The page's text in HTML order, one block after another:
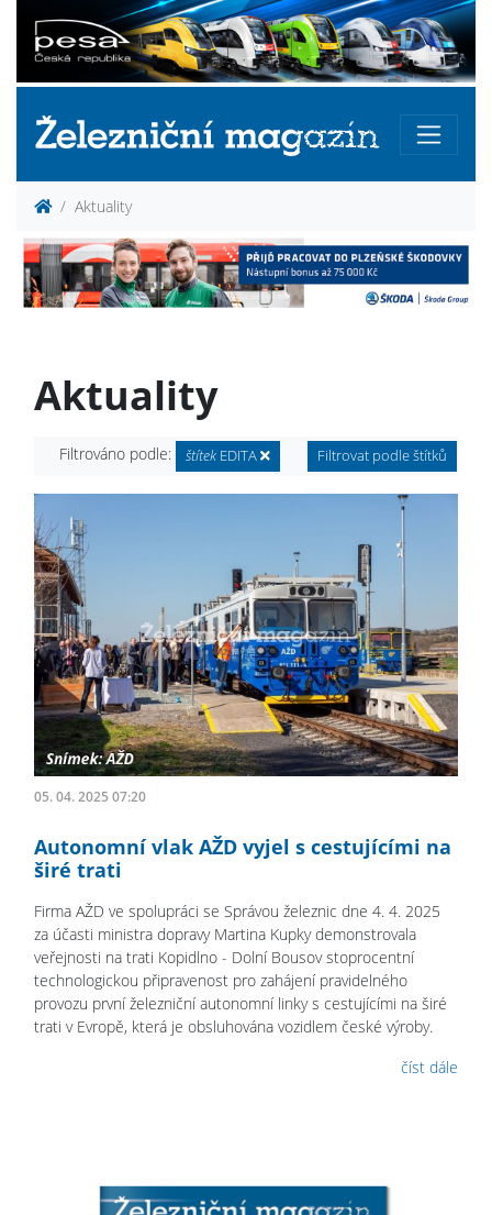
Aktuality
Aktuality
Filtrováno podle: štítekEDITA Filtrovat podle štítků
05. 04. 2025 07:20
Autonomní vlak AŽD vyjel s cestujícími na
širé trati
Firma AŽD ve spolupráci se Správou železnic dne 4. 4. 2025
za účasti ministra dopravy Martina Kupky demonstrovala
veřejnosti na trati Kopidlno - Dolní Bousov stoprocentní
technologickou připravenost pro zahájení pravidelného
provozu první železniční autonomní linky s cestujícími na širé
trati v Evropě, která je obsluhována vozidlem české výroby.
číst dále